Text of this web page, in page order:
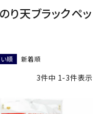
り天ブラックペッ
順 新着順
3件中 1-3件表示